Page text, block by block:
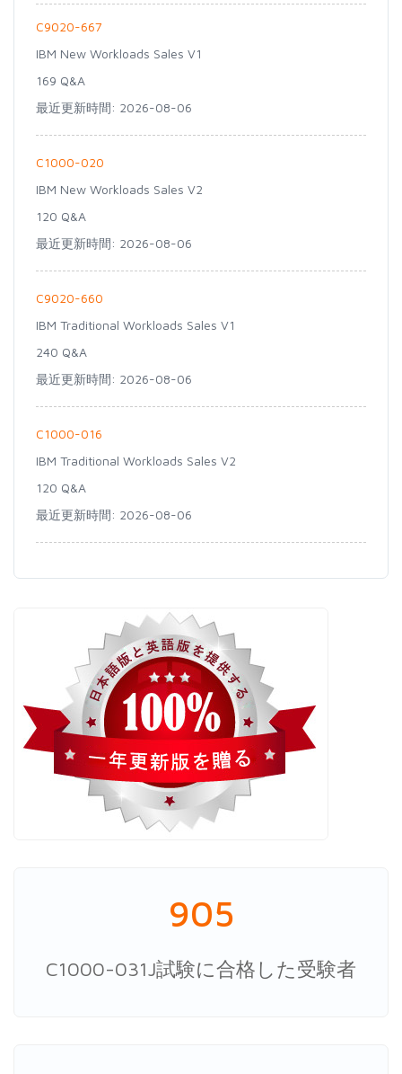
C9020-667
IBM New Workloads Sales V1
169 Q&A
最近更新時間: 2026-08-06
C1000-020
IBM New Workloads Sales V2
120 Q&A
最近更新時間: 2026-08-06
C9020-660
IBM Traditional Workloads Sales V1
240 Q&A
最近更新時間: 2026-08-06
C1000-016
IBM Traditional Workloads Sales V2
120 Q&A
最近更新時間: 2026-08-06
905
C1000-031J試験に合格した受験者